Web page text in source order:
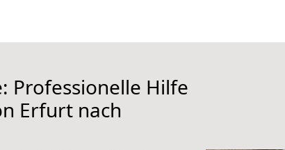
Professionelle Hilfe
Erfurt nach